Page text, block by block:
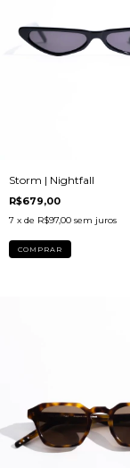
Storm | Nightfall
R$679,00
7 x de R$97,00 sem juros